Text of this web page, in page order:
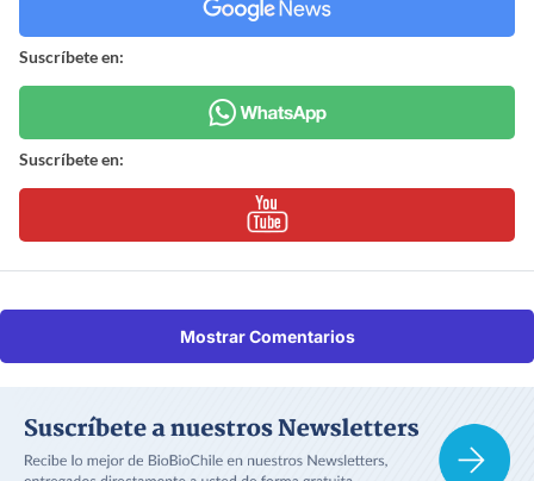
Suscríbete en:
Suscríbete en:
Mostrar Comentarios